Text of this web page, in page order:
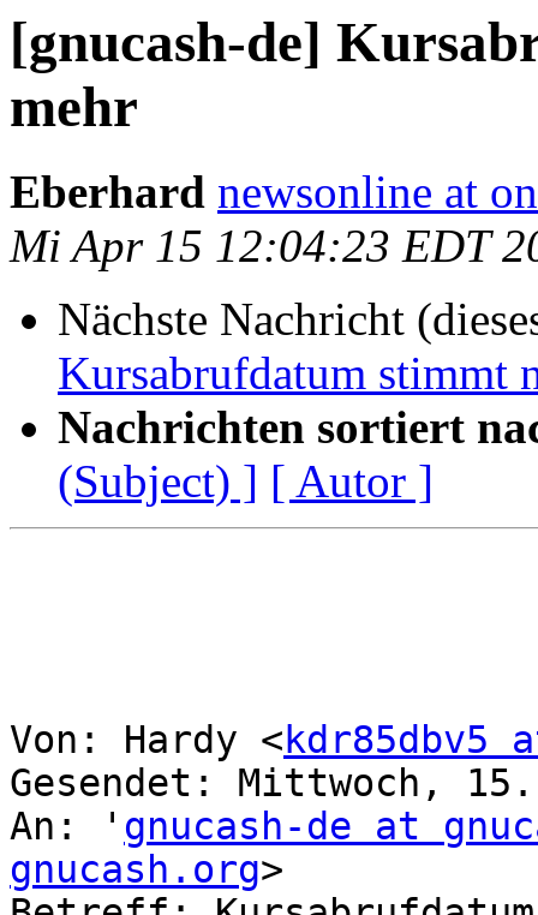
[gnucash-de]
mehr
Eberhard newsonline at
Mi Apr 15 12:04:23 EDT
Nächste Nachricht
Kursabrufdatum stimmt
Nachrichten sortiert
(Subject) ] [ Autor ]
Von: Hardy <kdr85dbv5
Gesendet: Mittwoch,
An: ' gnucash-de at
gnucash.org>